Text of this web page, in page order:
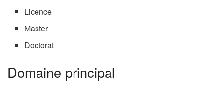
Licence
Master
Doctorat
Domaine principal